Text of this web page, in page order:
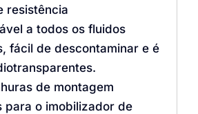
resistência
​​a todos os fluidos
fácil de descontaminar e é
de montagem
para o imobilizador de